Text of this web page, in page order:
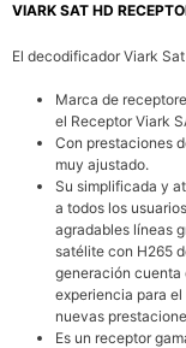
VIARK SAT HD
El decodificador Viark
Marca de
el Receptor Viark
Con prestaciones
muy ajustado.
Su simplificada y
a todos los
agradables líneas
satélite con H265
generación cuenta
experiencia para
nuevas
Es un receptor